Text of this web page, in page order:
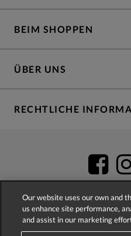
BEIM SHOPPEN
ÜBER UNS
RECHTLICHE
Our website uses our own and
us enhance site performance,
and assist in our marketing